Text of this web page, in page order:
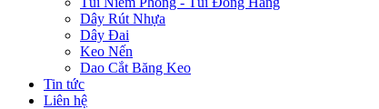
Dây Rút Nhựa
Dây Đai
Keo Nến
Dao Cắt Băng Keo
Tin tức
Liên hệ